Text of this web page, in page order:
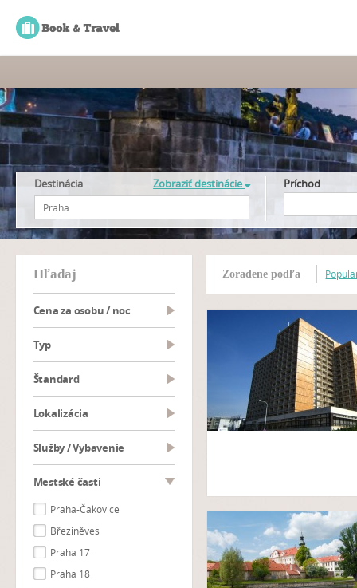
Destinácia Zobraziť destinácie Príchod
hľadaj
Cena za osobu / noc
typ
Štandard
Lokalizácia
Služby / Vybavenie
Mestské časti
Praha-Čakovice
Březiněves
Praha 17
Praha 18
Zoradene podľa